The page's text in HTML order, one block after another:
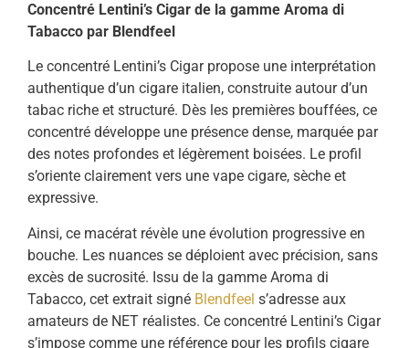
Concentré Lentini’s Cigar de la gamme Aroma di
Tabacco par Blendfeel
Le concentré Lentini’s Cigar propose une interprétation
authentique d’un cigare italien, construite autour d’un
tabac riche et structuré. Dès les premières bouffées, ce
concentré développe une présence dense, marquée par
des notes profondes et légèrement boisées. Le profil
s’oriente clairement vers une vape cigare, sèche et
expressive.
Ainsi, ce macérat révèle une évolution progressive en
bouche. Les nuances se déploient avec précision, sans
excès de sucrosité. Issu de la gamme Aroma di
Tabacco, cet extrait signé Blendfeel s’adresse aux
amateurs de NET réalistes. Ce concentré Lentini’s Cigar
s’impose comme une référence pour les profils cigare